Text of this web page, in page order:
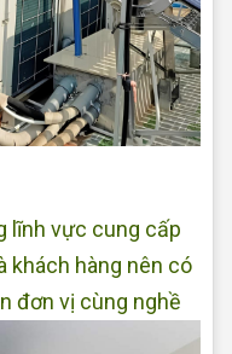
lĩnh vực cung cấp
khách hàng nên có
đơn vị cùng nghề